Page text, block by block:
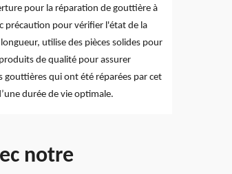
pour la réparation de gouttière à
précaution pour vérifier l'état de la
utilise des pièces solides pour
de qualité pour assurer
gouttières qui ont été réparées par cet
durée de vie optimale.
notre